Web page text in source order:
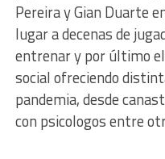
Pereira y Gian Duarte
lugar a decenas de
entrenar y por último
social ofreciendo
pandemia, desde
con psicologos entre